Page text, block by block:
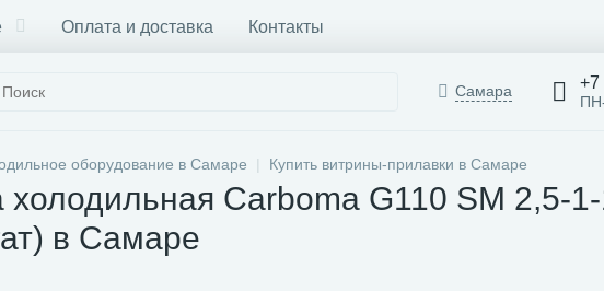
Оплата и доставка Контакты
Самара +7
оборудование в Самаре Купить витрины-прилавки в Самаре
холодильная Carboma G110 SM 2,5-
в Самаре